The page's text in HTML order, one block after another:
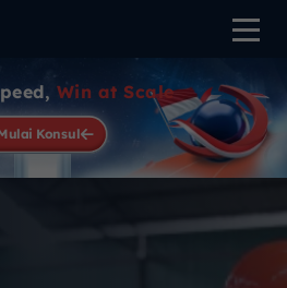
Win at Scale
Konsul